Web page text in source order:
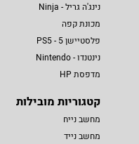
נינג'ה גריל - Ninja
מכונת קפה
פלסטיישן 5 - PS5
נינטנדו - Nintendo
מדפסת HP
קטגוריות מובילות
מחשב נייח
מחשב נייד